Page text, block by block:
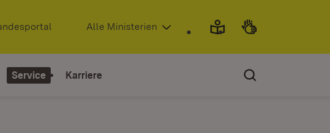
(Öffnet in neuem Fenster)
Alle Ministerien
Service Karriere